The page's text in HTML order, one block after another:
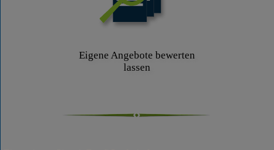
Eigene Angebote bewerten
lassen